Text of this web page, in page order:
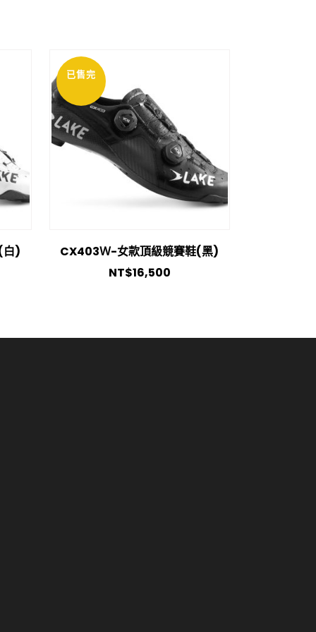
白)
已售完
CX403Ｗ-女款頂級競賽鞋(黑)
NT$16,500